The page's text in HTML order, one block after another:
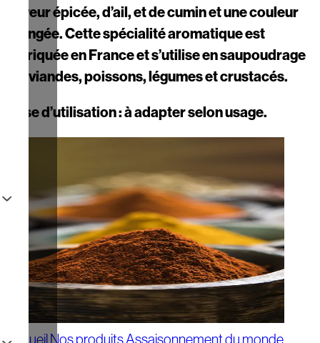
flaveur épicée, d’ail, et de cumin et une couleur
orangée. Cette spécialité aromatique est
fabriquée en France et s’utilise en saupoudrage
sur viandes, poissons, légumes et crustacés.
Dose d’utilisation : à adapter selon usage.
Accueil Nos produitsAssaisonnement du monde